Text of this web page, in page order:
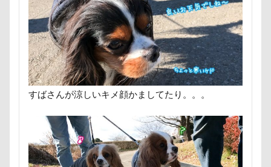
すばさんが涼しいキメ顔かましてたり。。。
ふーくん
ふわもこスヌード ふろく
ふゆちゃ
ふくすけくん
ひんやり ひまわり
ぬいぐるみ
ひとと動物の心理学
ひっぱりっこ
ひきこもり
はなちゃん
はじめまして ののくん
だいふく
ぶーちゃん（Blendyくん）
ご褒美オヤツ
すけろく
しょーたくん
しまホイ しずくちゃん
さくらちゃん
さいたま市 ご褒美
すっとぼけ
ごみ好き
ごちそう
こまざわフルーツファーム
ここちゃん
ここあちゃん こいずみ動物病院